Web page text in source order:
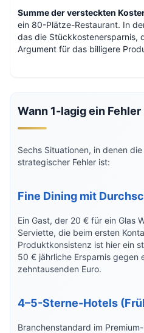
Summe der versteckten
ein 80-Plätze-Restaurant. In
das die Stückkostenersparnis,
Argument für das billigere
Wann 1-lagig ein
Sechs Situationen, in denen
strategischer Fehler ist:
Fine Dining mit
Ein Gast, der 20 € für ein Glas
Serviette, die beim ersten
Produktkonsistenz ist hier ein
50 € jährliche Ersparnis gegen
zehntausenden Euro.
4–5-Sterne-Hotels
Branchenstandard im